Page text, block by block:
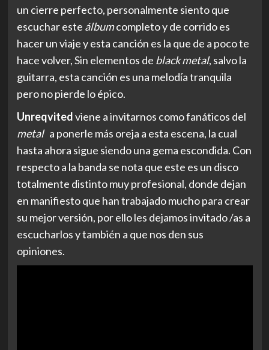
un cierre perfecto, personalmente siento que
escuchar este álbumcompleto y de corrido es
hacer un viaje y esta canción es la que de a poco te
hace volver, Sin elementos de black metal, salvo la
guitarra, esta canción es una melodía tranquila
pero no pierde lo épico.
Unreqvitedviene a invitarnos como fanáticos del
metala ponerle más oreja a esta escena, la cual
hasta ahora sigue siendo una gema escondida. Con
respecto a la banda se nota que este es un disco
totalmente distinto muy profesional, donde dejan
en manifiesto que han trabajado mucho para crear
su mejor versión, por ello les dejamos invitado /as a
escucharlos y también a que nos den sus
opiniones.